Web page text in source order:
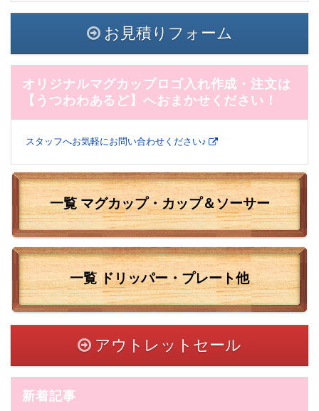
お見積りフォーム
オリジナルマグカップロゴ入れ作成・注文は
【うつわわあるど】へおまかせください！
スタッフへお気軽にお問い合わせください♪
一覧 マグカップ・カップ＆ソーサー
一覧ドリッパー・プレート他
アウトレットセール
新着記事